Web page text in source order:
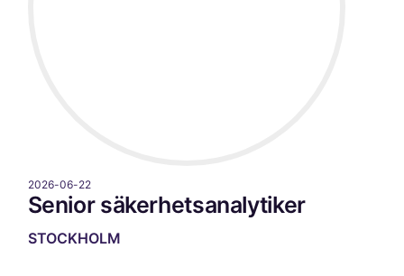
2026-06-22
Senior säkerhetsanalytiker
STOCKHOLM